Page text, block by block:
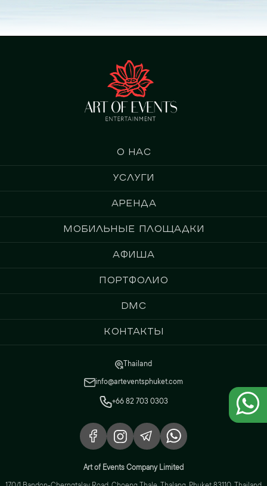
О нас
Услуги
Аренда
Мобильные площадки
Афиша
Портфолио
DMC
Контакты
Thailand
info@arteventsphuket.com
+66 82 703 0303
Art of Events Company Limited